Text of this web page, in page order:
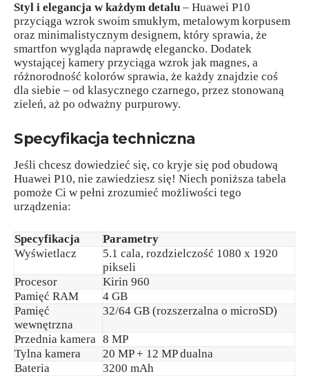
Styl i elegancja w każdym detalu – Huawei P10
przyciąga wzrok swoim smukłym, metalowym korpusem
oraz minimalistycznym designem, który sprawia, że
smartfon wygląda naprawdę elegancko. Dodatek
wystającej kamery przyciąga wzrok jak magnes, a
różnorodność kolorów sprawia, że każdy znajdzie coś
dla siebie – od klasycznego czarnego, przez stonowaną
zieleń, aż po odważny purpurowy.
Specyfikacja techniczna
Jeśli chcesz dowiedzieć się, co kryje się pod obudową
Huawei P10, nie zawiedziesz się! Niech poniższa tabela
pomoże Ci w pełni zrozumieć możliwości tego
urządzenia:
Specyfikacja
Parametry
Wyświetlacz
5.1 cala, rozdzielczość 1080 x 1920
pikseli
Procesor
Kirin 960
Pamięć RAM
4 GB
Pamięć
wewnętrzna
32/64 GB (rozszerzalna o microSD)
Przednia kamera 8 MP
Tylna kamera
20 MP + 12 MP dualna
Bateria
3200 mAh